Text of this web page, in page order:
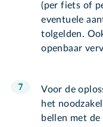
(per fiets of
eventuele
tolgelden.
openbaar
Voor de
het
bellen met de